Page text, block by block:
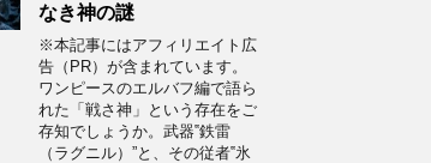
なき神の謎
※本記事にはアフィリエイト広
告（PR）が含まれています。
ワンピースのエルバフ編で語ら
れた「戦さ神」という存在をご
存知でしょうか。武器‟鉄雷
（ラグニル）”と、その従者‟氷